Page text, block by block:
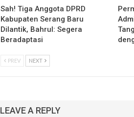
Sah! Tiga Anggota DPRD
Kabupaten Serang Baru
Dilantik, Bahrul: Segera
Beradaptasi
PREV NEXT
LEAVE A REPLY